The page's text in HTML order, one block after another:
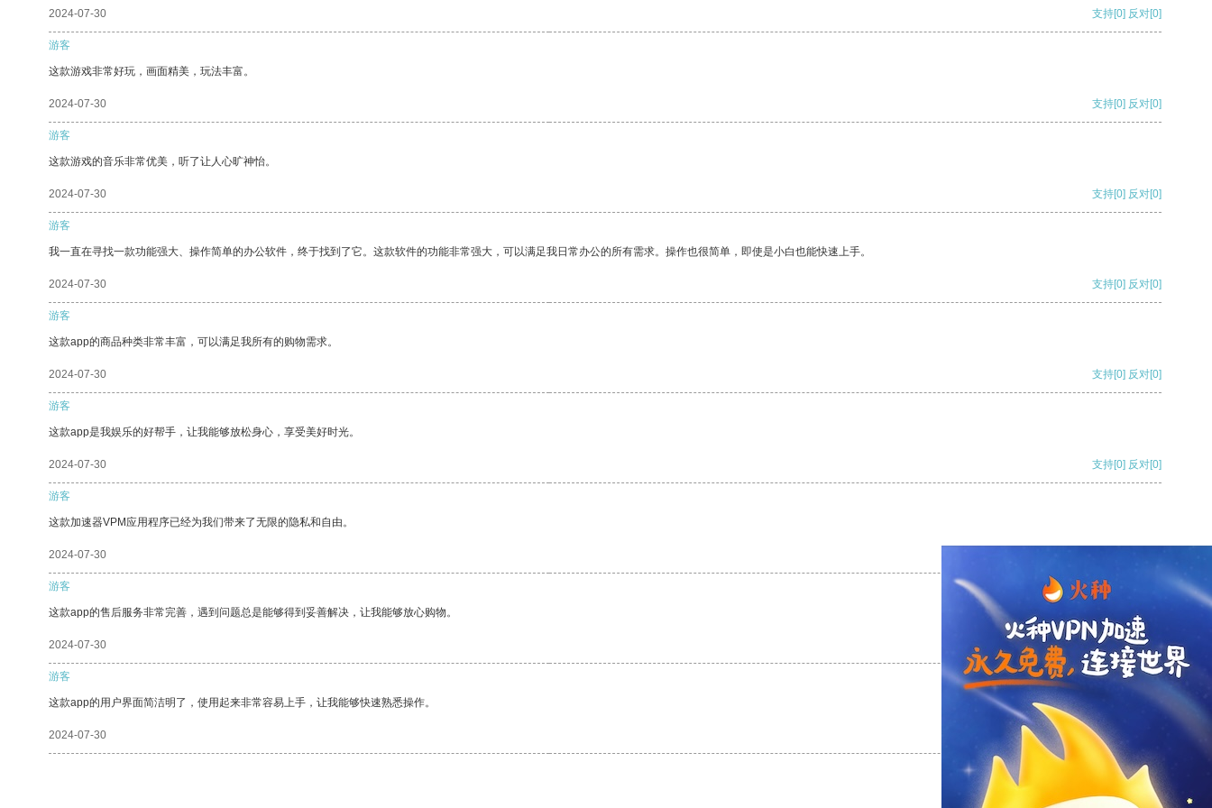
2024-07-30 支持[0] 反对[0]
游客
这款游戏非常好玩，画面精美，玩法丰富。
2024-07-30 支持[0] 反对[0]
游客
这款游戏的音乐非常优美，听了让人心旷神怡。
2024-07-30 支持[0] 反对[0]
游客
我一直在寻找一款功能强大、操作简单的办公软件，终于找到了它。这款软件的功能非常强大，可以满足我日常办公的所有需求。操作也很简单，即使是小白也能快速上手。
2024-07-30 支持[0] 反对[0]
游客
这款app的商品种类非常丰富，可以满足我所有的购物需求。
2024-07-30 支持[0] 反对[0]
游客
这款app是我娱乐的好帮手，让我能够放松身心，享受美好时光。
2024-07-30 支持[0] 反对[0]
游客
这款加速器VPM应用程序已经为我们带来了无限的隐私和自由。
2024-07-30
游客
这款app的售后服务非常完善，遇到问题总是能够得到妥善解决，让我能够放心购物。
2024-07-30 支持 [0] 反对 [0]
游客
这款app的用户界面简洁明了，使用起来非常容易上手，让我能够快速熟悉操作。
2024-07-30 支持